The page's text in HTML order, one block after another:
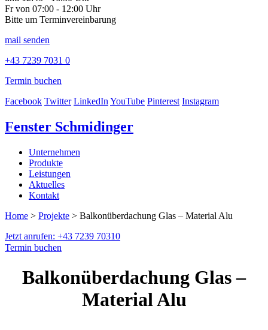
Fr von 07:00 - 12:00 Uhr
Bitte um Terminvereinbarung
mail senden
+43 7239 7031 0
Termin buchen
Facebook Twitter LinkedInYouTube Pinterest Instagram
Fenster Schmidinger
Unternehmen
Produkte
Leistungen
Aktuelles
Kontakt
Home > Projekte > Balkonüberdachung Glas – Material Alu
Jetzt anrufen: +43 7239 70310
Termin buchen
Balkonüberdachung Glas –
Material Alu